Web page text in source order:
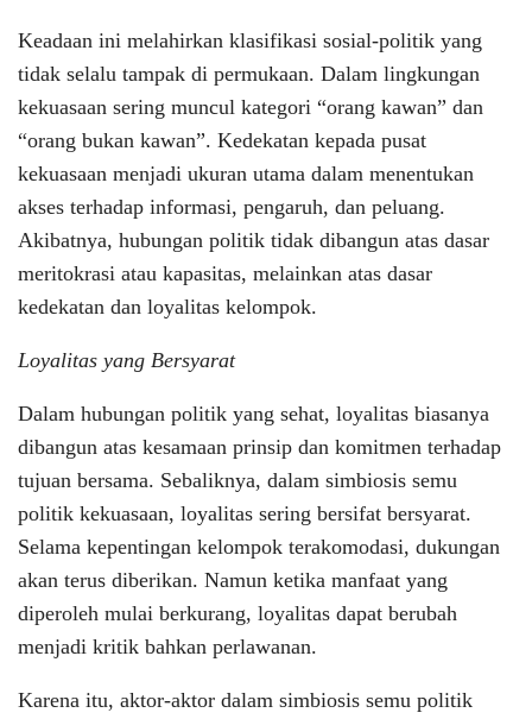
Keadaan ini melahirkan klasifikasi sosial-politik yang
tidak selalu tampak di permukaan. Dalam lingkungan
kekuasaan sering muncul kategori “orang kawan” dan
“orang bukan kawan”. Kedekatan kepada pusat
kekuasaan menjadi ukuran utama dalam menentukan
akses terhadap informasi, pengaruh, dan peluang.
Akibatnya, hubungan politik tidak dibangun atas dasar
meritokrasi atau kapasitas, melainkan atas dasar
kedekatan dan loyalitas kelompok.
Loyalitas yang Bersyarat
Dalam hubungan politik yang sehat, loyalitas biasanya
dibangun atas kesamaan prinsip dan komitmen terhadap
tujuan bersama. Sebaliknya, dalam simbiosis semu
politik kekuasaan, loyalitas sering bersifat bersyarat.
Selama kepentingan kelompok terakomodasi, dukungan
akan terus diberikan. Namun ketika manfaat yang
diperoleh mulai berkurang, loyalitas dapat berubah
menjadi kritik bahkan perlawanan.
Karena itu, aktor-aktor dalam simbiosis semu politik